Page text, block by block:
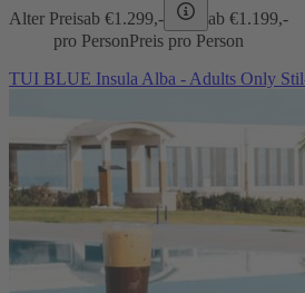
Alter Preisab €1.299,- ab €1.199,-
pro PersonPreis pro Person
TUI BLUE Insula Alba - Adults Only